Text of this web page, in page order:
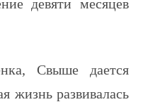
девяти месяцев
Свыше дается
жизнь развивалась